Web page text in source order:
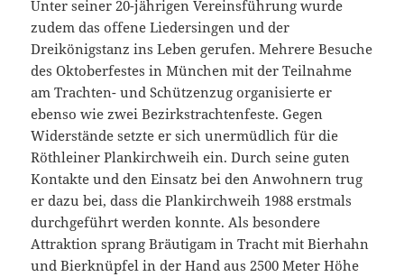
Unter seiner 20-jährigen Vereinsführung wurde
zudem das offene Liedersingen und der
Dreikönigstanz ins Leben gerufen. Mehrere Besuche
des Oktoberfestes in München mit der Teilnahme
am Trachten- und Schützenzug organisierte er
ebenso wie zwei Bezirkstrachtenfeste. Gegen
Widerstände setzte er sich unermüdlich für die
Röthleiner Plankirchweih ein. Durch seine guten
Kontakte und den Einsatz bei den Anwohnern trug
er dazu bei, dass die Plankirchweih 1988 erstmals
durchgeführt werden konnte. Als besondere
Attraktion sprang Bräutigam in Tracht mit Bierhahn
und Bierknüpfel in der Hand aus 2500 Meter Höhe